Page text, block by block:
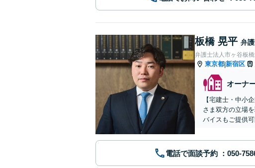
板橋 晃平 弁
弁護士法人市ヶ谷板
東京都|新宿区
オーナ
【宅建士・中小
さま双方の立場
バイスもご提供可
電話で面談予約